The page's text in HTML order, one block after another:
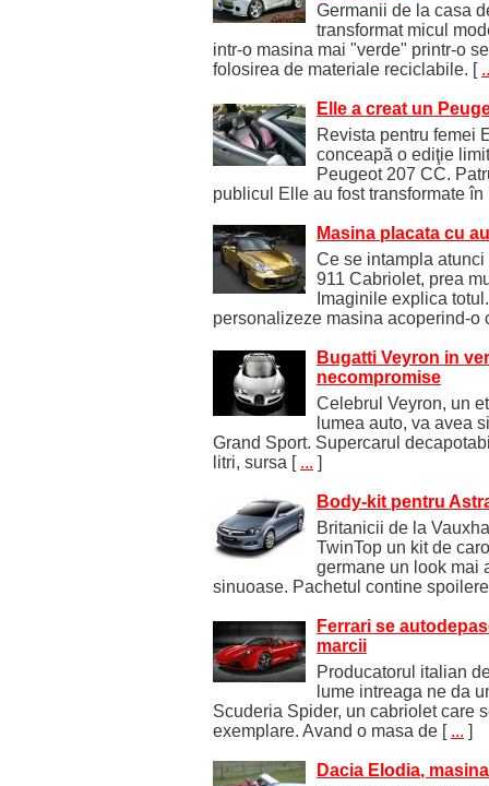
Germanii de la casa
transformat micul
intr-o masina mai "verde" printr-o
folosirea de materiale reciclabile. [
Elle a creat un
Revista pentru femei
conceapă o ediţie
Peugeot 207 CC.
publicul Elle au fost transformate în
Masina placata cu
Ce se intampla
911 Cabriolet, prea
Imaginile explica
personalizeze masina acoperind-o
Bugatti Veyron in
necompromise
Celebrul Veyron, un
lumea auto, va avea
Grand Sport. Supercarul
litri, sursa [ ... ]
Body-kit pentru
Britanicii de la
TwinTop un kit de
germane un look mai
sinuoase. Pachetul contine
Ferrari se
marcii
Producatorul italian
lume intreaga ne da
Scuderia Spider, un cabriolet care
exemplare. Avand o masa de [ ... ]
Dacia Elodia,